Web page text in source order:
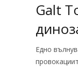
Galt
Едно